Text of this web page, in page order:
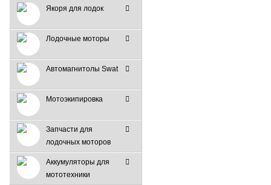
Якоря для лодок
Лодочные моторы
Автомагнитолы Swat
Мотоэкипировка
Запчасти для
лодочных моторов
Аккумуляторы для
мототехники